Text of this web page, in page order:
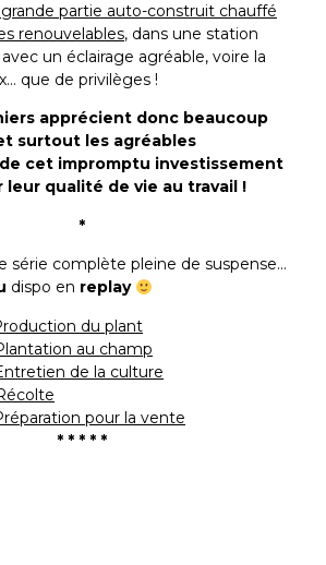
partie auto-construit chauffé
renouvelables, dans une station
un éclairage agréable, voire la
que de privilèges !
apprécient donc beaucoup
surtout les agréables
cet impromptu investissement
leur qualité de vie au travail !
*
série complète pleine de suspense…
dispo en replay
du plant
au champ
de la culture
pour la vente
* * * * *